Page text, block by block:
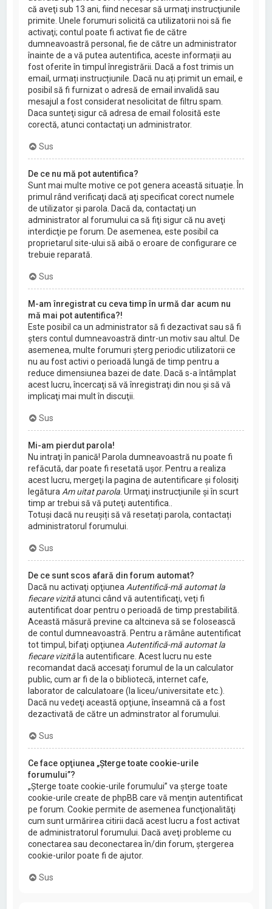
că aveţi sub 13 ani, fiind necesar să urmaţi instrucţiunile
primite. Unele forumuri solicită ca utilizatorii noi să fie
activaţi; contul poate fi activat fie de către
dumneavoastră personal, fie de către un administrator
înainte de a vă putea autentifica, aceste informații au
fost oferite în timpul înregistrării. Dacă a fost trimis un
email, urmați instrucțiunile. Dacă nu ați primit un email, e
posibil să fi furnizat o adresă de email invalidă sau
mesajul a fost considerat nesolicitat de filtru spam.
Daca sunteţi sigur că adresa de email folosită este
corectă, atunci contactaţi un administrator.
Sus
De ce nu mă pot autentifica?
Sunt mai multe motive ce pot genera această situație. În
primul rând verificaţi dacă aţi specificat corect numele
de utilizator şi parola. Dacă da, contactaţi un
administrator al forumului ca să fiţi sigur că nu aveţi
interdicţie pe forum. De asemenea, este posibil ca
proprietarul site-ului să aibă o eroare de configurare ce
trebuie reparată.
Sus
M-am înregistrat cu ceva timp în urmă dar acum nu
mă mai pot autentifica?!
Este posibil ca un administrator să fi dezactivat sau să fi
şters contul dumneavoastră dintr-un motiv sau altul. De
asemenea, multe forumuri şterg periodic utilizatorii ce
nu au fost activi o perioadă lungă de timp pentru a
reduce dimensiunea bazei de date. Dacă s-a întâmplat
acest lucru, încercaţi să vă înregistraţi din nou şi să vă
implicaţi mai mult în discuţii.
Sus
Mi-am pierdut parola!
Nu intraţi în panică! Parola dumneavoastră nu poate fi
refăcută, dar poate fi resetată uşor. Pentru a realiza
acest lucru, mergeţi la pagina de autentificare şi folosiţi
legătura Am uitat parola . Urmaţi instrucţiunile şi în scurt
timp ar trebui să vă puteţi autentifica..
Totuși dacă nu reușiți să vă resetați parola, contactați
administratorul forumului.
Sus
De ce sunt scos afară din forum automat?
Dacă nu activaţi opţiunea Autentifică-mă automat la
fiecare vizităatunci când vă autentificaţi, veţi fi
autentificat doar pentru o perioadă de timp prestabilită.
Această măsură previne ca altcineva să se folosească
de contul dumneavoastră. Pentru a rămâne autentificat
tot timpul, bifaţi opţiunea Autentifică-mă automat la
fiecare vizităla autentificare. Acest lucru nu este
recomandat dacă accesaţi forumul de la un calculator
public, cum ar fi de la o bibliotecă, internet cafe,
laborator de calculatoare (la liceu/universitate etc.).
Dacă nu vedeţi această opţiune, înseamnă că a fost
dezactivată de către un adminstrator al forumului.
Sus
Ce face opţiunea „Şterge toate cookie-urile
forumului”?
„Şterge toate cookie-urile forumului” va şterge toate
cookie-urile create de phpBB care vă menţin autentificat
pe forum. Cookie permite de asemenea funcţionalităţi
cum sunt urmărirea citirii dacă acest lucru a fost activat
de administratorul forumului. Dacă aveţi probleme cu
conectarea sau deconectarea în/din forum, ştergerea
cookie-urilor poate fi de ajutor.
Sus